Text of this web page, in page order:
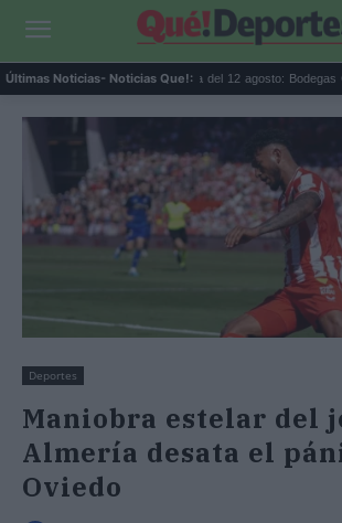
Últimas Noticias- Noticias Que!:
Eclipse solar en Cariñena del 12 agosto: Bodegas C...
Deportes
Maniobra estelar del
Almería desata el
Oviedo